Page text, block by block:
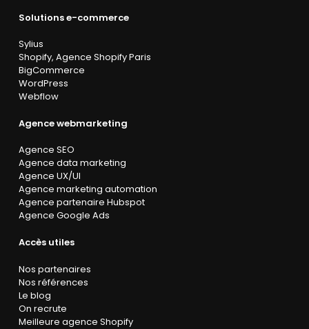
Solutions e-commerce
Sylius
Shopify, Agence Shopify Paris
BigCommerce
WordPress
Webflow
Agence webmarketing
Agence SEO
Agence data marketing
Agence UX/UI
Agence marketing automation
Agence partenaire Hubspot
Agence Google Ads
Accès utiles
Nos partenaires
Nos références
Le blog
On recrute
Meilleure agence Shopify